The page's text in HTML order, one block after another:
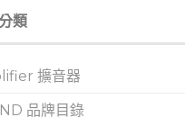
類
擴音器
品牌目錄